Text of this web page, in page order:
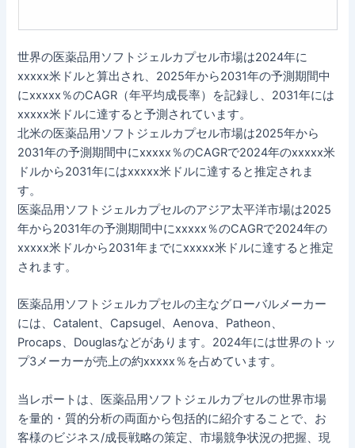
世界の医薬品用ソフトジェルカプセル市場は2024年に
xxxxx米ドルと算出され、2025年から2031年の予測期間中
にxxxxx％のCAGR（年平均成長率）を記録し、2031年には
xxxxx米ドルに達すると予測されています。
北米の医薬品用ソフトジェルカプセル市場は2025年から
2031年の予測期間中にxxxxx％のCAGRで2024年のxxxxx米
ドルから2031年にはxxxxx米ドルに達すると推定されま
す。
医薬品用ソフトジェルカプセルのアジア太平洋市場は2025
年から2031年の予測期間中にxxxxx％のCAGRで2024年の
xxxxx米ドルから2031年までにxxxxx米ドルに達すると推定
されます。
医薬品用ソフトジェルカプセルの主なグローバルメーカー
には、Catalent、Capsugel、Aenova、Patheon、
Procaps、Douglasなどがあります。2024年には世界のトッ
プ3メーカーが売上の約xxxxx％を占めています。
当レポートは、医薬品用ソフトジェルカプセルの世界市場
を量的・質的分析の両面から包括的に紹介することで、お
客様のビジネス/成長戦略の策定、市場競争状況の把握、現